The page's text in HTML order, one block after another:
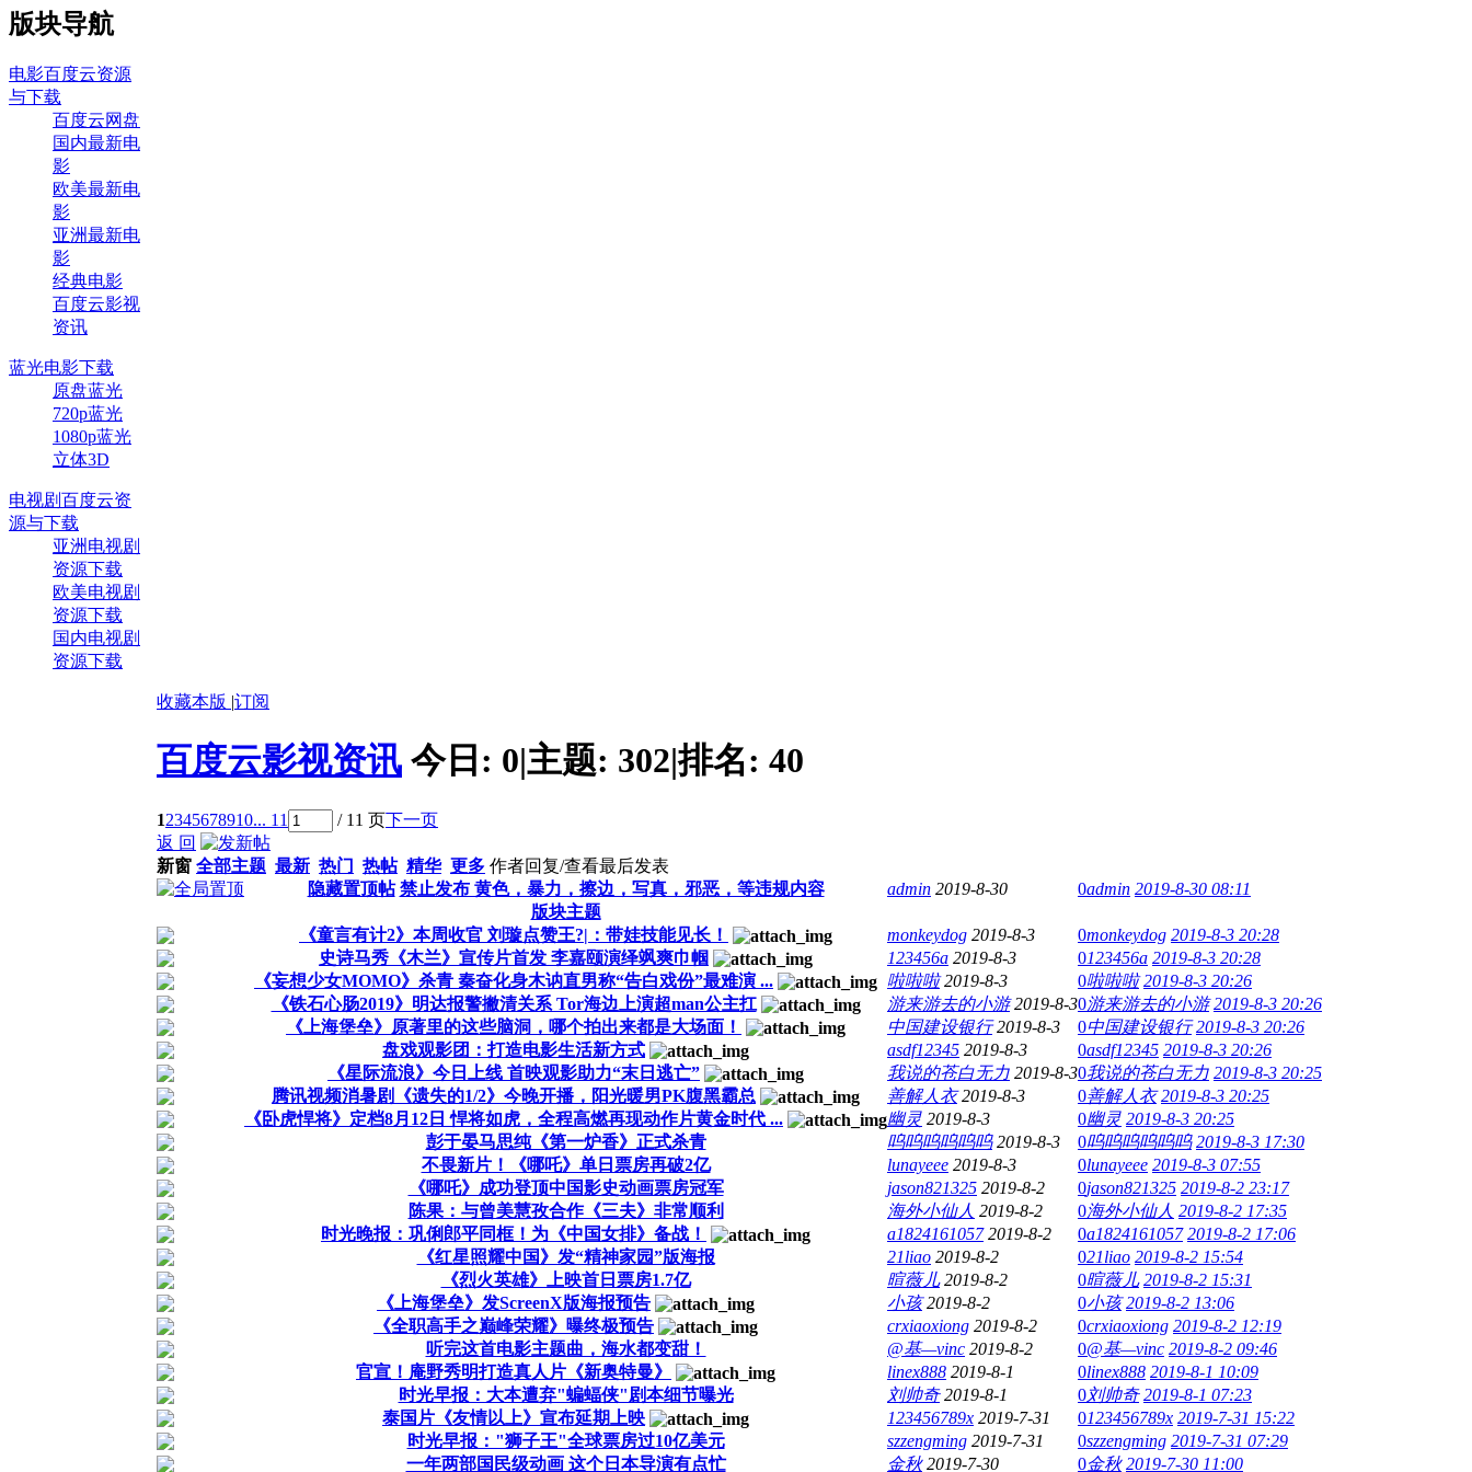
版块导航
电影百度云资源
与下载
百度云网盘
国内最新电
影
欧美最新电
影
亚洲最新电
影
经典电影
百度云影视
资讯
蓝光电影下载
原盘蓝光
720p蓝光
1080p蓝光
立体3D
电视剧百度云资
源与下载
亚洲电视剧
资源下载
欧美电视剧
资源下载
国内电视剧
资源下载
收藏本版 |订阅
百度云影视资讯 今日: 0|主题: 302|排名: 40
12345678910... 11 / 11 页下一页
返 回
新窗 全部主题 最新 热门 热帖 精华 更多 作者回复/查看最后发表
隐藏置顶帖 禁止发布 黄色，暴力，擦边，写真，邪恶，等违规内容 admin 2019-8-30 0admin 2019-8-30 08:11
版块主题
《童言有计2》本周收官 刘璇点赞王?|：带娃技能见长！
monkeydog 2019-8-3 0monkeydog 2019-8-3 20:28
史诗马秀《木兰》宣传片首发 李嘉颐演绎飒爽巾帼
123456a 2019-8-3 0123456a 2019-8-3 20:28
《妄想少女MOMO》杀青 秦奋化身木讷直男称“告白戏份”最难演 ...
啦啦啦 2019-8-3 0啦啦啦 2019-8-3 20:26
《铁石心肠2019》明达报警撇清关系 Tor海边上演超man公主扛
游来游去的小游 2019-8-30游来游去的小游 2019-8-3 20:26
《上海堡垒》原著里的这些脑洞，哪个拍出来都是大场面！
中国建设银行 2019-8-3 0中国建设银行 2019-8-3 20:26
盘戏观影团：打造电影生活新方式
asdf12345 2019-8-3 0asdf12345 2019-8-3 20:26
《星际流浪》今日上线 首映观影助力“末日逃亡”
我说的苍白无力 2019-8-30我说的苍白无力 2019-8-3 20:25
腾讯视频消暑剧《遗失的1/2》今晚开播，阳光暖男PK腹黑霸总
善解人衣 2019-8-3 0善解人衣 2019-8-3 20:25
《卧虎悍将》定档8月12日 悍将如虎，全程高燃再现动作片黄金时代 ...
幽灵 2019-8-3 0幽灵 2019-8-3 20:25
彭于晏马思纯《第一炉香》正式杀青
呜呜呜呜呜呜 2019-8-3 0呜呜呜呜呜呜 2019-8-3 17:30
不畏新片！《哪吒》单日票房再破2亿
lunayeee 2019-8-3 0lunayeee 2019-8-3 07:55
《哪吒》成功登顶中国影史动画票房冠军
jason821325 2019-8-2 0jason821325 2019-8-2 23:17
陈果：与曾美慧孜合作《三夫》非常顺利
海外小仙人 2019-8-2 0海外小仙人 2019-8-2 17:35
时光晚报：巩俐郎平同框！为《中国女排》备战！
a1824161057 2019-8-2 0a1824161057 2019-8-2 17:06
《红星照耀中国》发“精神家园”版海报
21liao 2019-8-2 021liao 2019-8-2 15:54
《烈火英雄》上映首日票房1.7亿
暄薇儿 2019-8-2 0暄薇儿 2019-8-2 15:31
《上海堡垒》发ScreenX版海报预告
小孩 2019-8-2 0小孩 2019-8-2 13:06
《全职高手之巅峰荣耀》曝终极预告
crxiaoxiong 2019-8-2 0crxiaoxiong 2019-8-2 12:19
听完这首电影主题曲，海水都变甜！
@基—vinc 2019-8-2 0@基—vinc 2019-8-2 09:46
官宣！庵野秀明打造真人片《新奥特曼》
linex888 2019-8-1 0linex888 2019-8-1 10:09
时光早报：大本遭弃"蝙蝠侠"剧本细节曝光
刘帅奇 2019-8-1 0刘帅奇 2019-8-1 07:23
泰国片《友情以上》宣布延期上映
123456789x 2019-7-31 0123456789x 2019-7-31 15:22
时光早报："狮子王"全球票房过10亿美元
szzengming 2019-7-31 0szzengming 2019-7-31 07:29
一年两部国民级动画 这个日本导演有点忙
金秋 2019-7-30 0金秋 2019-7-30 11:00